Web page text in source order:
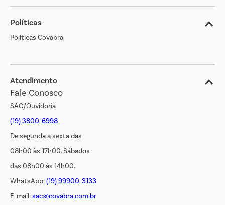
Sobre o Covabra
Nossas Lojas
Cliente Bem Estar
Jornal de Ofertas
Transparência Salarial
Políticas
Políticas Covabra
Atendimento
Fale Conosco
SAC/Ouvidoria
(19) 3800-6998
De segunda a sexta das
08h00 às 17h00. Sábados
das 08h00 às 14h00.
WhatsApp:(19) 99900-3133
E-mail:sac@covabra.com.br